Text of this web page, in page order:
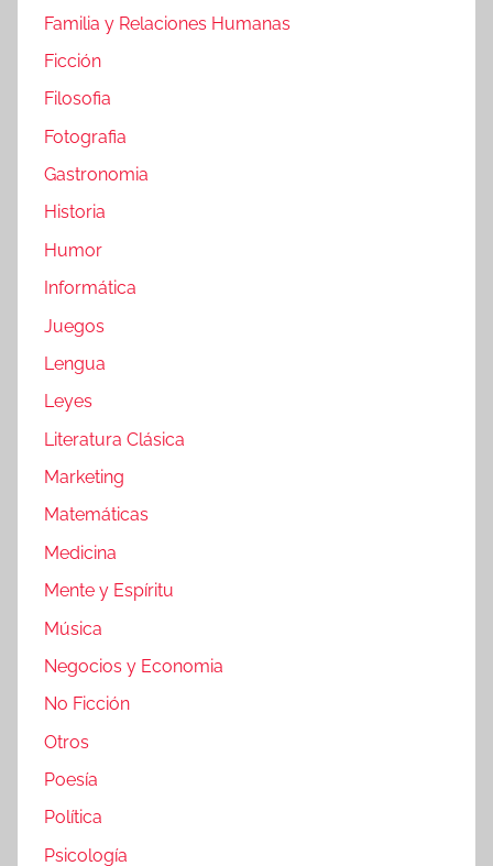
Familia y Relaciones Humanas
Ficción
Filosofia
Fotografia
Gastronomia
Historia
Humor
Informática
Juegos
Lengua
Leyes
Literatura Clásica
Marketing
Matemáticas
Medicina
Mente y Espíritu
Música
Negocios y Economia
No Ficción
Otros
Poesía
Política
Psicología